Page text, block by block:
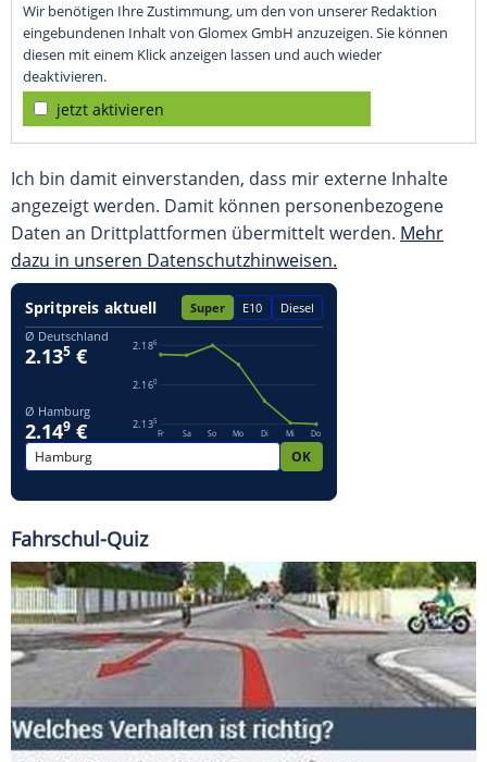
Wir benötigen Ihre Zustimmung, um den von unserer Redaktion
eingebundenen Inhalt von Glomex GmbH anzuzeigen. Sie können
diesen mit einem Klick anzeigen lassen und auch wieder
deaktivieren.
jetzt aktivieren
Ich bin damit einverstanden, dass mir externe Inhalte
angezeigt werden. Damit können personenbezogene
Daten an Drittplattformen übermittelt werden. Mehr
dazu in unseren Datenschutzhinweisen.
Fahrschul-Quiz